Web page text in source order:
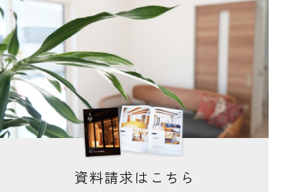
資料請求はこちら